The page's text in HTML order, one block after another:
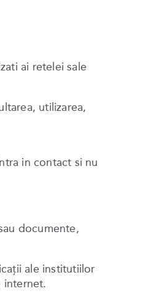
ai retelei sale
utilizarea,
in contact si nu
documente,
ale institutiilor
internet.